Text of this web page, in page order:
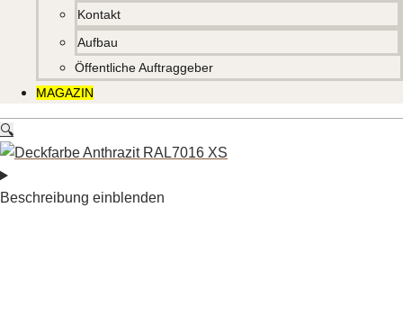
Kontakt
Aufbau
Öffentliche Auftraggeber
MAGAZIN
🔍
Beschreibung einblenden